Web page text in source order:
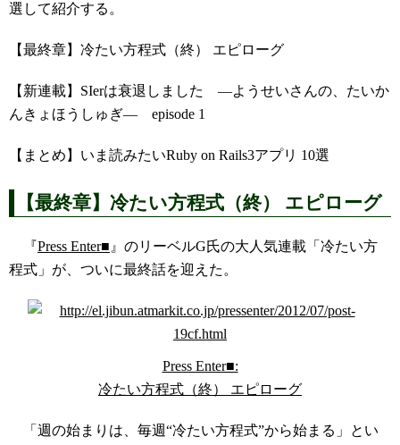
選して紹介する。
【最終章】冷たい方程式（終） エピローグ
【新連載】SIerは衰退しました ―ようせいさんの、たいか
んきょほうしゅぎ― episode 1
【まとめ】いま読みたいRuby on Rails3アプリ 10選
【最終章】冷たい方程式（終） エピローグ
『Press Enter■ 』のリーベルG氏の大人気連載「冷たい方
程式」が、ついに最終話を迎えた。
Press Enter■:
冷たい方程式（終） エピローグ
「週の始まりは、毎週“冷たい方程式”から始まる」とい